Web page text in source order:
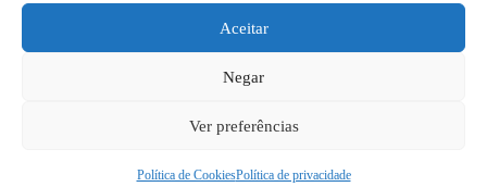
Aceitar
Negar
Ver preferências
Política de CookiesPolítica de privacidade
Qualidade Garantida